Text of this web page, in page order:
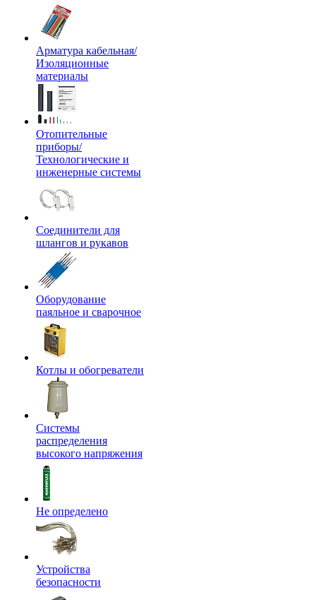
Арматура кабельная/
Изоляционные
материалы
Отопительные
приборы/
Технологические и
инженерные системы
Соединители для
шлангов и рукавов
Оборудование
паяльное и сварочное
Котлы и обогреватели
Системы
распределения
высокого напряжения
Не определено
Устройства
безопасности